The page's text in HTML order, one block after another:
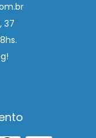
37